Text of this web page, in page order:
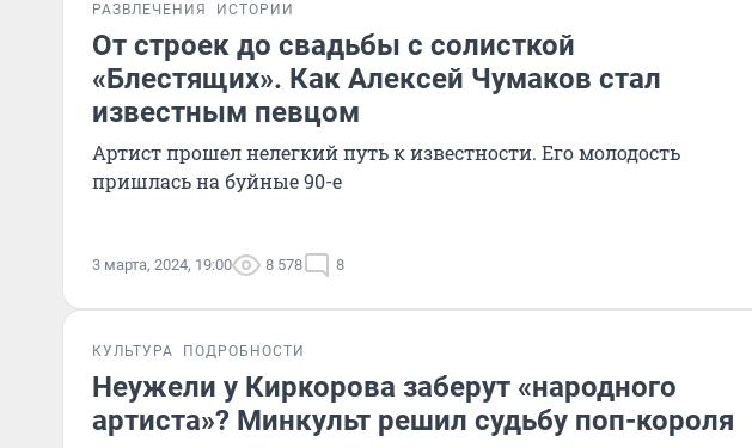
РАЗВЛЕЧЕНИЯ ИСТОРИИ
От строек до свадьбы с солисткой
«Блестящих». Как Алексей Чумаков стал
известным певцом
Артист прошел нелегкий путь к известности. Его молодость
пришлась на буйные 90-е
3 марта, 2024, 19:00 8 578 8
КУЛЬТУРА ПОДРОБНОСТИ
Неужели у Киркорова заберут «народного
артиста»? Минкульт решил судьбу поп-короля